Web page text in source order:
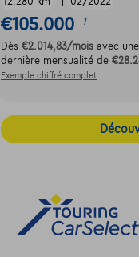
€105.000 1
Dès €2.014,83/mois avec une
dernière mensualité de
Exemple chiffré complet